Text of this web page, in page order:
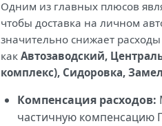
Одним из главных плюсов
чтобы доставка на личном
значительно снижает
как Автозаводский,
комплекс), Сидоровка,
Компенсация расходов:
частичную компенсацию